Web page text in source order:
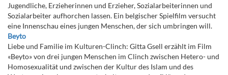
Jugendliche, Erzieherinnen und Erzieher, Sozialarbeiterinnen und
Sozialarbeiter aufhorchen lassen. Ein belgischer Spielfilm versucht
eine Innenschau eines jungen Menschen, der sich umbringen will.
Beyto
Liebe und Familie im Kulturen-Clinch: Gitta Gsell erzählt im Film
«Beyto» von drei jungen Menschen im Clinch zwischen Hetero- und
Homosexualität und zwischen der Kultur des Islam und des